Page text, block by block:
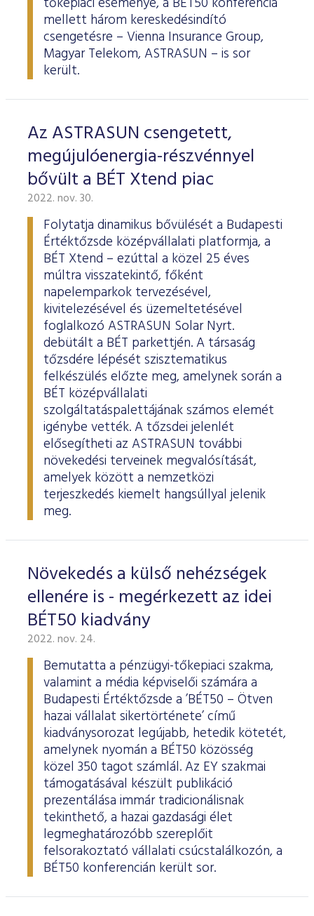
mellett három kereskedésindító
csengetésre – Vienna Insurance Group,
Magyar Telekom, ASTRASUN – is sor
került.
Az ASTRASUN csengetett,
megújulóenergia-részvénnyel
bővült a BÉT Xtend piac
2022. nov. 30.
Folytatja dinamikus bővülését a Budapesti
Értéktőzsde középvállalati platformja, a
BÉT Xtend – ezúttal a közel 25 éves
múltra visszatekintő, főként
napelemparkok tervezésével,
kivitelezésével és üzemeltetésével
foglalkozó ASTRASUN Solar Nyrt.
debütált a BÉT parkettjén. A társaság
tőzsdére lépését szisztematikus
felkészülés előzte meg, amelynek során a
BÉT középvállalati
szolgáltatáspalettájának számos elemét
igénybe vették. A tőzsdei jelenlét
elősegítheti az ASTRASUN további
növekedési terveinek megvalósítását,
amelyek között a nemzetközi
terjeszkedés kiemelt hangsúllyal jelenik
meg.
Növekedés a külső nehézségek
ellenére is - megérkezett az idei
BÉT50 kiadvány
2022. nov. 24.
Bemutatta a pénzügyi-tőkepiaci szakma,
valamint a média képviselői számára a
Budapesti Értéktőzsde a ’BÉT50 – Ötven
hazai vállalat sikertörténete’ című
kiadványsorozat legújabb, hetedik kötetét,
amelynek nyomán a BÉT50 közösség
közel 350 tagot számlál. Az EY szakmai
támogatásával készült publikáció
prezentálása immár tradicionálisnak
tekinthető, a hazai gazdasági élet
legmeghatározóbb szereplőit
felsorakoztató vállalati csúcstalálkozón, a
BÉT50 konferencián került sor.